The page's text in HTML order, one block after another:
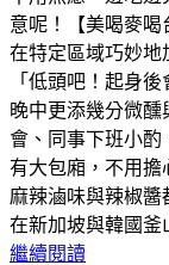
意呢！【美喝麥喝
在特定區域巧妙地
「低頭吧！起身
晚中更添幾分微
會、同事下班小酌
有大包廂，不用
麻辣滷味與辣椒
在新加坡與韓國釜
繼續閱讀